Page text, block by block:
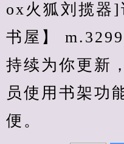
ox火狐刘揽器
书屋】
持续为你更新
员使用书架功
便。